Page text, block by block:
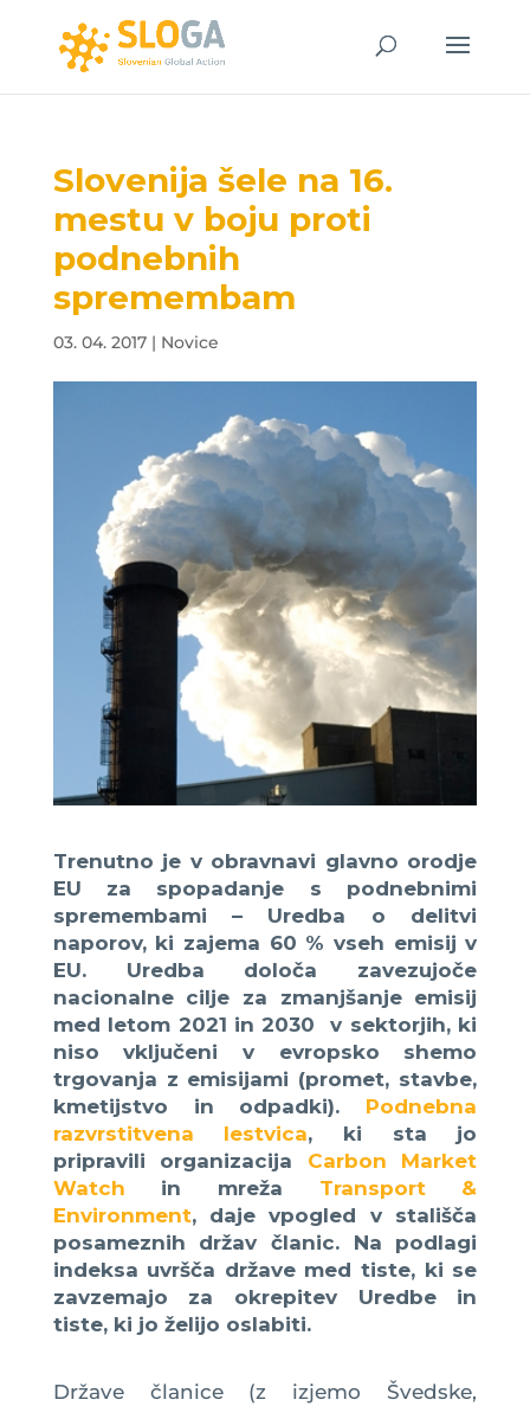
Slovenija šele na 16.
mestu v boju proti
podnebnih
spremembam
03. 04. 2017| Novice
Trenutno je v obravnavi glavno orodje
EU za spopadanje s podnebnimi
spremembami – Uredba o delitvi
naporov, ki zajema 60 % vseh emisij v
EU. Uredba določa zavezujoče
nacionalne cilje za zmanjšanje emisij
med letom 2021 in 2030 v sektorjih, ki
niso vključeni v evropsko shemo
trgovanja z emisijami (promet, stavbe,
kmetijstvo in odpadki). Podnebna
razvrstitvena lestvica, ki sta jo
pripravili organizacija Carbon Market
Watch in mreža Transport &
Environment, daje vpogled v stališča
posameznih držav članic. Na podlagi
indeksa uvršča države med tiste, ki se
zavzemajo za okrepitev Uredbe in
tiste, ki jo želijo oslabiti.
Države članice (z izjemo Švedske,